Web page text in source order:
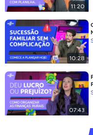
11:20
10:28
07:43